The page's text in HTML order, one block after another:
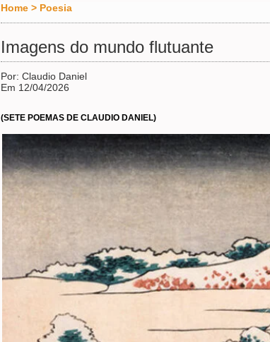
Home > Poesia
Imagens do mundo flutuante
Por: Claudio Daniel
Em 12/04/2026
(SETE POEMAS DE CLAUDIO DANIEL)